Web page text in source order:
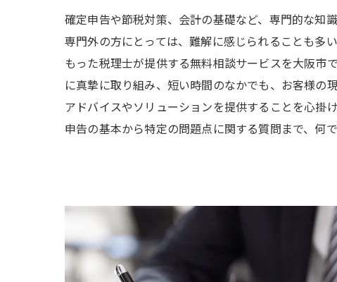
確定申告や節税対策、会計の基礎など、専門的な知
専門外の方にとっては、難解に感じられることも多
もった税理士が提供する無料相談サービスを大阪市
に真摯に取り組み、短い時間のなかでも、お客様の
アドバイスやソリューションを提供することを心掛
申告の基本から特定の問題点に関する質問まで、何